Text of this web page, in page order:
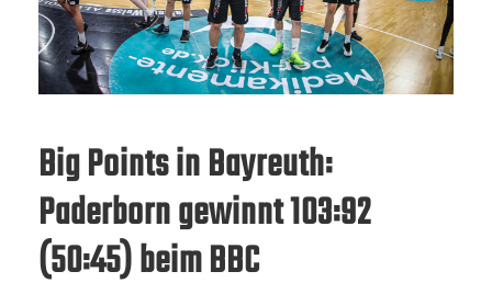
Big Points in Bayreuth:
Paderborn gewinnt 103:92
(50:45) beim BBC